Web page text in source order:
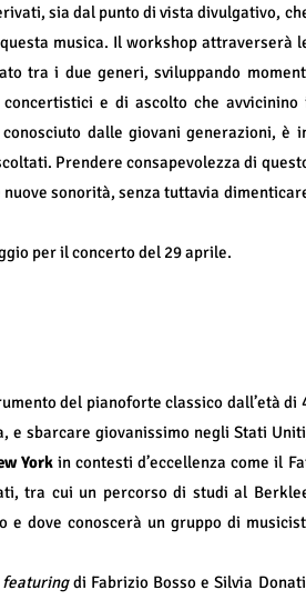
sia dal punto di vista divulgativo,
musica. Il workshop attraverserà
tra i due generi, sviluppando
e di ascolto che avvicinino
dalle giovani generazioni, è
Prendere consapevolezza di
sonorità, senza tuttavia
per il concerto del 29 aprile.
del pianoforte classico dall’età di
e sbarcare giovanissimo negli Stati
Yorkin contesti d’eccellenza come il
tra cui un percorso di studi al
e dove conoscerà un gruppo di
featuringdi Fabrizio Bosso e Silvia